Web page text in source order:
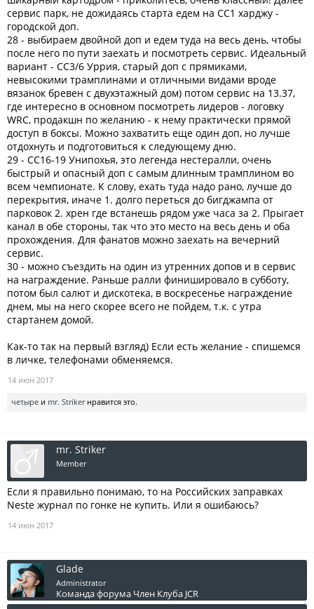
сервис парк, не дожидаясь старта едем на СС1 харджу -
городской доп.
28 - выбираем двойной доп и едем туда на весь день, чтобы
после него по пути заехать и посмотреть сервис. Идеальный
вариант - СС3/6 Уррия, старый доп с прямиками,
невысокими трамплинами и отличными видами вроде
вязанок бревен с двухэтажный дом) потом сервис на 13.37,
где интересно в основном посмотреть лидеров - логовку
WRC, продакшн по желанию - к нему практически прямой
доступ в боксы. Можно захватить еще один доп, но лучше
отдохнуть и подготовиться к следующему дню.
29 - СС16-19 Унипохья, это легенда нестералли, очень
быстрый и опасный доп с самым длинным трамплином во
всем чемпионате. К слову, ехать туда надо рано, лучше до
перекрытия, иначе 1. долго переться до бигджампа от
парковок 2. хрен где встанешь рядом уже часа за 2. Прыгает
канал в обе стороны, так что это место на весь день и оба
прохождения. Для фанатов можно заехать на вечерний
сервис.
30 - можно съездить на один из утренних допов и в сервис
на награждение. Раньше ралли финишировало в субботу,
потом был салют и дискотека, в воскресенье награждение
днем, мы на него скорее всего не пойдем, т.к. с утра
стартанем домой.
Как-то так на первый взгляд) Если есть желание - спишемся
в личке, телефонами обменяемся.
14 июн 2017
четыре и mr. Strikerнравится это.
mr. Striker
Member
Если я правильно понимаю, то на Российских заправках
Neste журнал по гонке не купить. Или я ошибаюсь?
14 июн 2017
Glade
Administrator
Команда форума Член Клуба JCR